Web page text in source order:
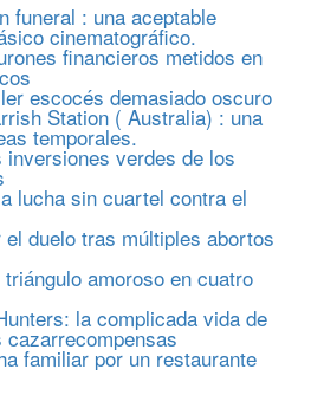
funeral : una aceptable
cinematográfico.
financieros metidos en
escocés demasiado oscuro
Station ( Australia) : una
temporales.
inversiones verdes de los
lucha sin cuartel contra el
duelo tras múltiples abortos
amoroso en cuatro
la complicada vida de
familiar por un restaurante